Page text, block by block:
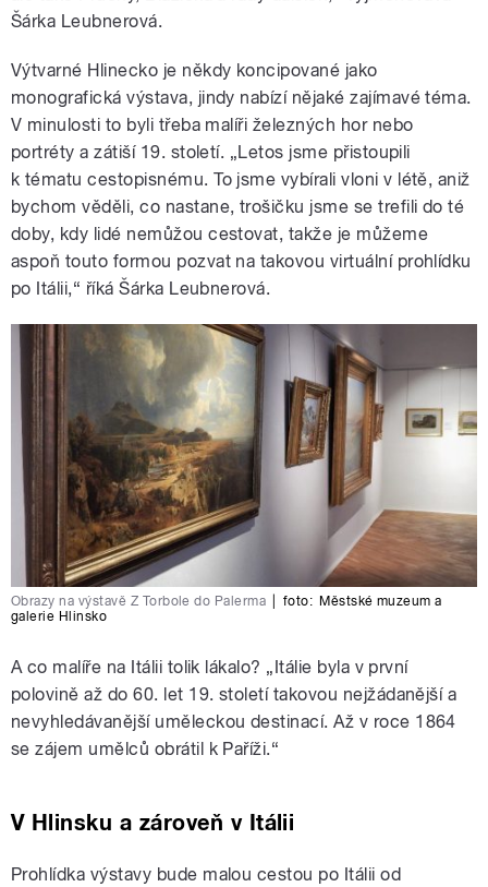
Šárka Leubnerová.
Výtvarné Hlinecko je někdy koncipované jako
monografická výstava, jindy nabízí nějaké zajímavé téma.
V minulosti to byli třeba malíři železných hor nebo
portréty a zátiší 19. století. „Letos jsme přistoupili
k tématu cestopisnému. To jsme vybírali vloni v létě, aniž
bychom věděli, co nastane, trošičku jsme se trefili do té
doby, kdy lidé nemůžou cestovat, takže je můžeme
aspoň touto formou pozvat na takovou virtuální prohlídku
po Itálii,“ říká Šárka Leubnerová.
Obrazy na výstavě Z Torbole do Palerma foto: Městské muzeum a
galerie Hlinsko
A co malíře na Itálii tolik lákalo? „Itálie byla v první
polovině až do 60. let 19. století takovou nejžádanější a
nevyhledávanější uměleckou destinací. Až v roce 1864
se zájem umělců obrátil k Paříži.“
V Hlinsku a zároveň v Itálii
Prohlídka výstavy bude malou cestou po Itálii od